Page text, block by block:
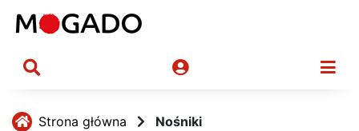
Strona główna Nośniki